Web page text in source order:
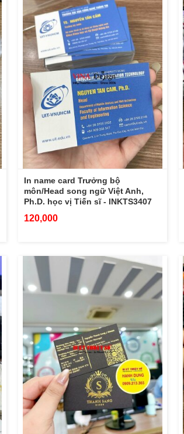
In name card Trưởng bộ
môn/Head song ngữ Việt Anh,
Ph.D. học vị Tiến sĩ - INKTS3407
120,000